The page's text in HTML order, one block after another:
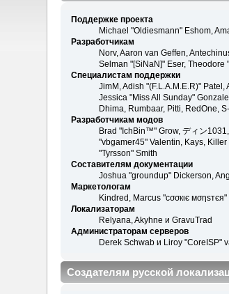
Поддержке проекта
Michael "Oldiesmann" Eshom,
Разработчикам
Norv, Aaron van Geffen,
Selman "[SiNaN]" Eser,
Специалистам поддержки
JimM, Adish "(F.L.A.M.E.R)"
Jessica "Miss All Sunday"
Dhima, Rumbaar, Pitti, RedOne,
Разработчикам модов
Brad "IchBin™" Grow, ディン
"vbgamer45" Valentin, Kays,
"Tyrsson" Smith
Составителям документации
Joshua "groundup" Dickerson,
Маркетологам
Kindred, Marcus "cσσкιє
Локализаторам
Relyana, Akyhne и GravuTrad
Администраторам серверов
Derek Schwab и Liroy "CoreISP"
Создателям русской